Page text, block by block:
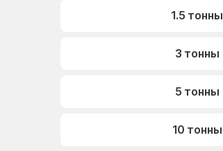
1.5 тонны
3 тонны
5 тонны
10 тонны